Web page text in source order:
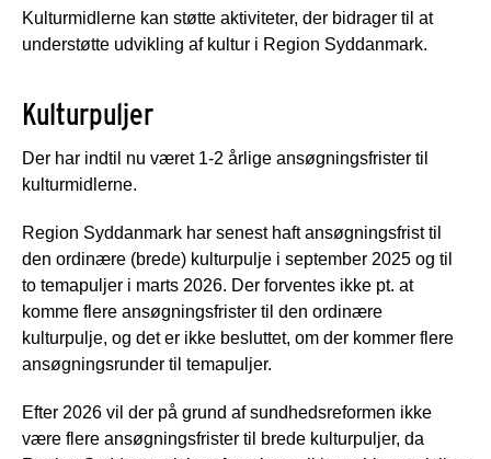
Kulturmidlerne kan støtte aktiviteter, der bidrager til at
understøtte udvikling af kultur i Region Syddanmark.
Kulturpuljer
Der har indtil nu været 1-2 årlige ansøgningsfrister til
kulturmidlerne.
Region Syddanmark har senest haft ansøgningsfrist til
den ordinære (brede) kulturpulje i september 2025 og til
to temapuljer i marts 2026. Der forventes ikke pt. at
komme flere ansøgningsfrister til den ordinære
kulturpulje, og det er ikke besluttet, om der kommer flere
ansøgningsrunder til temapuljer.
Efter 2026 vil der på grund af sundhedsreformen ikke
være flere ansøgningsfrister til brede kulturpuljer, da